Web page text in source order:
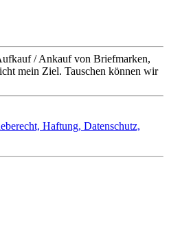
/ Ankauf von Briefmarken,
mein Ziel. Tauschen können wir
Haftung, Datenschutz,